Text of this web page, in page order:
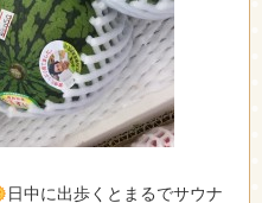
日中に出歩くとまるでサウナ